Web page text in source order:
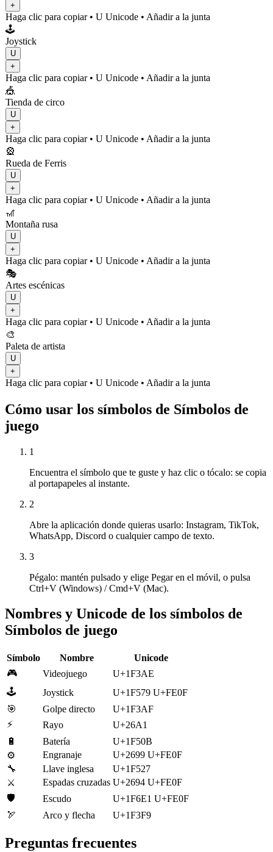
+
Haga clic para copiar• U Unicode • Añadir a la junta
🕹️
Joystick
U
+
Haga clic para copiar• U Unicode • Añadir a la junta
🎪
Tienda de circo
U
+
Haga clic para copiar• U Unicode • Añadir a la junta
🎡
Rueda de Ferris
U
+
Haga clic para copiar• U Unicode • Añadir a la junta
🎢
Montaña rusa
U
+
Haga clic para copiar• U Unicode • Añadir a la junta
🎭
Artes escénicas
U
+
Haga clic para copiar• U Unicode • Añadir a la junta
🎨
Paleta de artista
U
+
Haga clic para copiar• U Unicode • Añadir a la junta
Cómo usar los símbolos de Símbolos de
juego
1
Encuentra el símbolo que te guste y haz clic o tócalo: se copia
al portapapeles al instante.
2
Abre la aplicación donde quieras usarlo: Instagram, TikTok,
WhatsApp, Discord o cualquier campo de texto.
3
Pégalo: mantén pulsado y elige Pegar en el móvil, o pulsa
Ctrl+V (Windows) / Cmd+V (Mac).
Nombres y Unicode de los símbolos de
Símbolos de juego
Símbolo Nombre
Unicode
🎮
Videojuego
U+1F3AE
🕹️
Joystick
U+1F579 U+FE0F
🎯
Golpe directo
U+1F3AF
⚡
Rayo
U+26A1
🔋
Batería
U+1F50B
⚙️
Engranaje
U+2699 U+FE0F
🔧
Llave inglesa
U+1F527
⚔️
Espadas cruzadas U+2694 U+FE0F
🛡️
Escudo
U+1F6E1 U+FE0F
🏹
Arco y flecha U+1F3F9
Preguntas frecuentes